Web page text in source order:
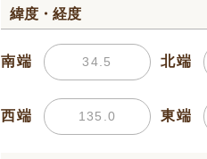
緯度・経度
南端 北端
西端 東端